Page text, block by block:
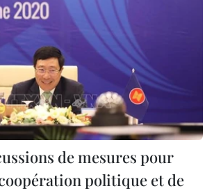
de mesures pour
politique et de